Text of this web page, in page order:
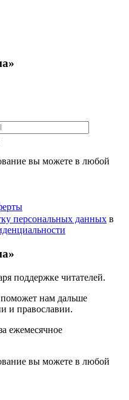
вы можете в любой
персональных данных в
поддержке читателей.
нам дальше
и православии.
ежемесячное
вы можете в любой